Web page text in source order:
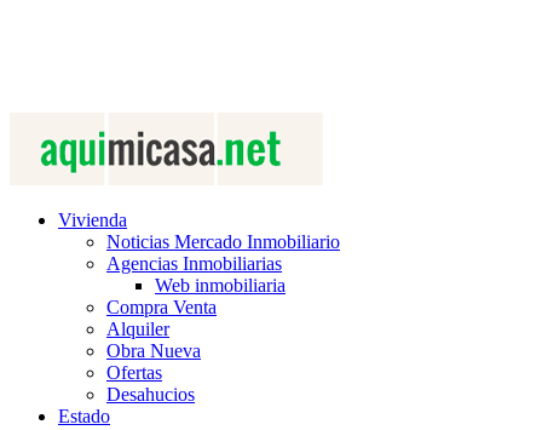
Vivienda
Noticias Mercado Inmobiliario
Agencias Inmobiliarias
Web inmobiliaria
Compra Venta
Alquiler
Obra Nueva
Ofertas
Desahucios
Estado